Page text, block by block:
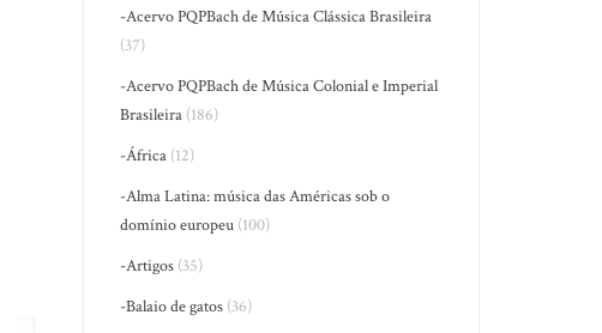
-Acervo PQPBach de Música Clássica Brasileira
(37)
-Acervo PQPBach de Música Colonial e Imperial
Brasileira (186)
-África (12)
-Alma Latina: música das Américas sob o
domínio europeu (100)
-Artigos (35)
-Balaio de gatos (36)